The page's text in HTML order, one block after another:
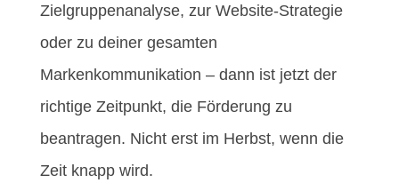
Zielgruppenanalyse, zur Website-Strategie
oder zu deiner gesamten
Markenkommunikation – dann ist jetzt der
richtige Zeitpunkt, die Förderung zu
beantragen. Nicht erst im Herbst, wenn die
Zeit knapp wird.